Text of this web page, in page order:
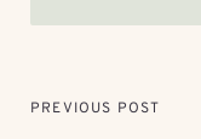
PREVIOUS POST